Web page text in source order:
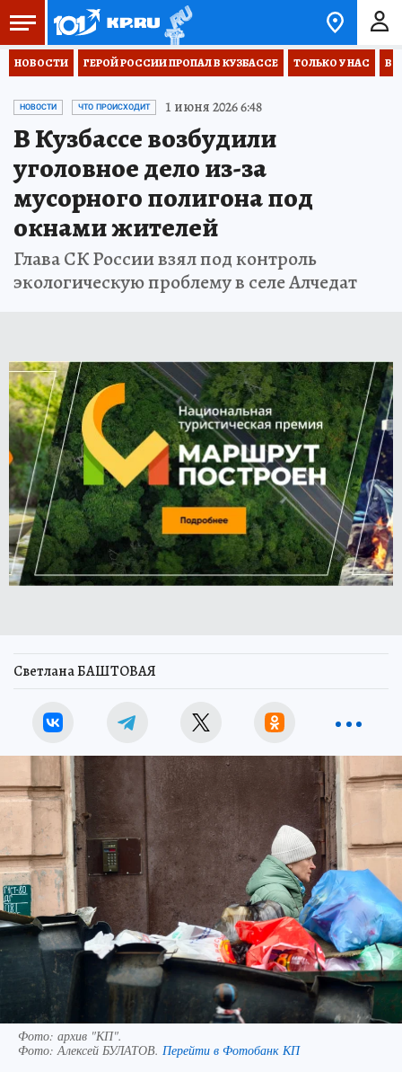
НОВОСТИ ГЕРОЙ РОССИИ ПРОПАЛ В КУЗБАССЕ ТОЛЬКО У НАС
НОВОСТИ ЧТО ПРОИСХОДИТ 1 июня 2026 6:48
В Кузбассе возбудили
уголовное дело из-за
мусорного полигона под
окнами жителей
Глава СК России взял под контроль
экологическую проблему в селе Алчедат
Светлана БАШТОВАЯ
Фото: архив "КП".
Фото: Алексей БУЛАТОВ. Перейти в Фотобанк КП